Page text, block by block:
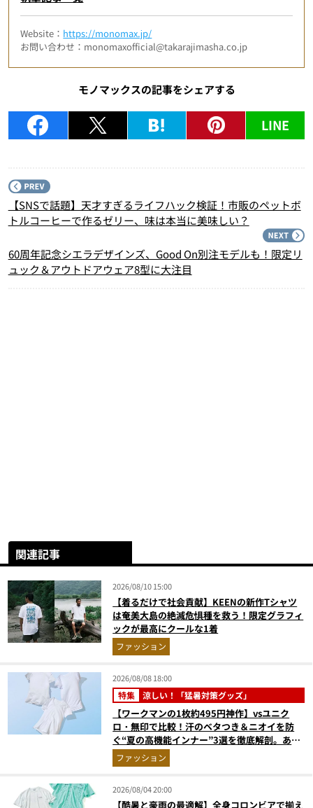
Website： https://monomax.jp/
お問い合わせ：monomaxofficial@takarajimasha.co.jp
モノマックスの記事をシェアする
LINE
【SNSで話題】天才すぎるライフハック検証！市販のペットボ
トルコーヒーで作るゼリー、味は本当に美味しい？
60周年記念シエラデザインズ、Good On別注モデルも！限定リ
ュック＆アウトドアウェア8型に大注目
関連記事
2026/08/10 15:00
【着るだけで社会貢献】KEENの新作Tシャツ
は奄美大島の絶滅危惧種を救う！限定グラフィ
ックが最高にクールな1着
ファッション
2026/08/08 18:00
特集 涼しい！「猛暑対策グッズ」
【ワークマンの1枚約495円神作】vsユニク
ロ・無印で比較！汗のベタつき＆ニオイを防
ぐ“夏の高機能インナー”3選を徹底解剖。あな
たに最適な1着は？
ファッション
2026/08/04 20:00
【酷暑と豪雨の最適解】全身コロンビアで揃え